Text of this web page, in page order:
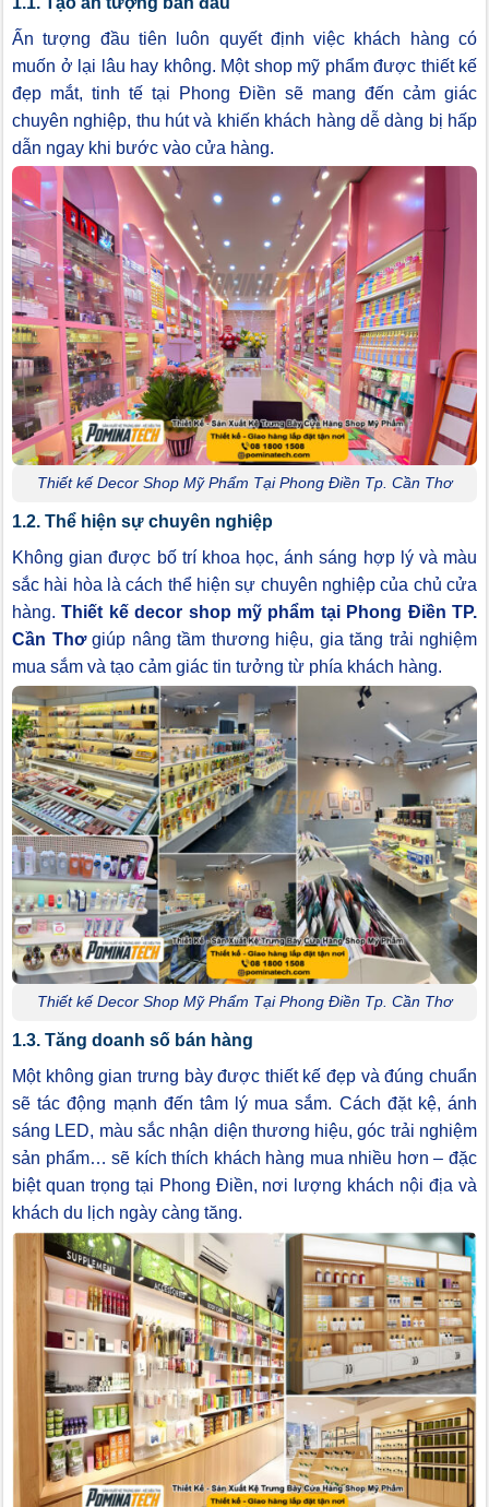
Ấn tượng đầu tiên luôn quyết định việc khách hàng có
muốn ở lại lâu hay không. Một shop mỹ phẩm được thiết kế
đẹp mắt, tinh tế tại Phong Điền sẽ mang đến cảm giác
chuyên nghiệp, thu hút và khiến khách hàng dễ dàng bị hấp
dẫn ngay khi bước vào cửa hàng.
Thiết kế Decor Shop Mỹ Phẩm Tại Phong Điền Tp. Cần Thơ
1.2. Thể hiện sự chuyên nghiệp
Không gian được bố trí khoa học, ánh sáng hợp lý và màu
sắc hài hòa là cách thể hiện sự chuyên nghiệp của chủ cửa
hàng.Thiết kế decor shop mỹ phẩm tại Phong Điền TP.
Cần Thơgiúp nâng tầm thương hiệu, gia tăng trải nghiệm
mua sắm và tạo cảm giác tin tưởng từ phía khách hàng.
Thiết kế Decor Shop Mỹ Phẩm Tại Phong Điền Tp. Cần Thơ
1.3. Tăng doanh số bán hàng
Một không gian trưng bày được thiết kế đẹp và đúng chuẩn
sẽ tác động mạnh đến tâm lý mua sắm. Cách đặt kệ, ánh
sáng LED, màu sắc nhận diện thương hiệu, góc trải nghiệm
sản phẩm… sẽ kích thích khách hàng mua nhiều hơn – đặc
biệt quan trọng tại Phong Điền, nơi lượng khách nội địa và
khách du lịch ngày càng tăng.